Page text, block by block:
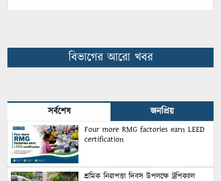
বিভাগের আরো খবর
সর্বশেষ জনপ্রিয়
Four more RMG factories earn LEED
certification
শ্রমিক নিরাপত্তা দিবস উপলক্ষে ট্রপিক্যাল